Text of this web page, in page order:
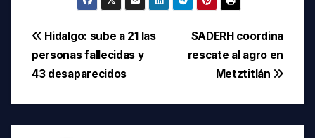
Navegación
de
entradas
SADERH coordina
rescate al agro en
Metztitlán
Hidalgo: sube a 21 las
personas fallecidas y
43 desaparecidos